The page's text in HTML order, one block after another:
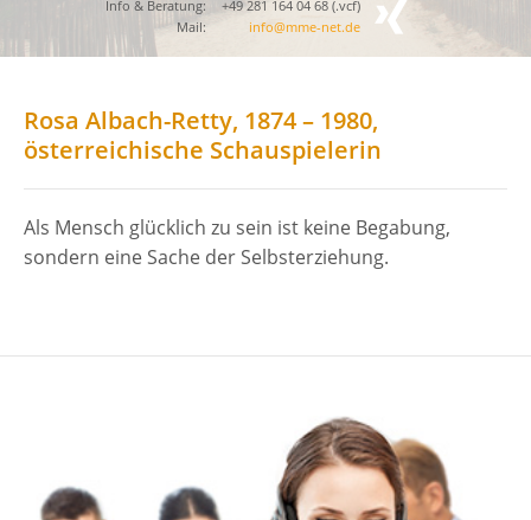
Info & Beratung:
Mail:
+49 281 164 04 68 (.vcf)
info@mme-net.de
Rosa Albach-Retty, 1874 – 1980,
österreichische Schauspielerin
Als Mensch glücklich zu sein ist keine Begabung,
sondern eine Sache der Selbsterziehung.